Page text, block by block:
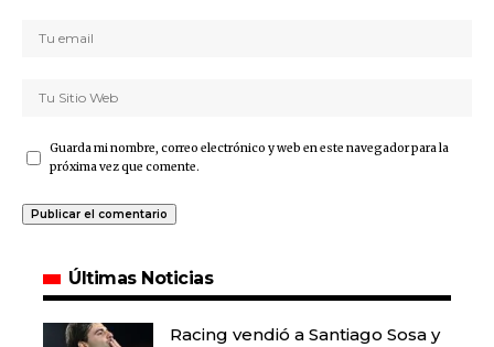
Guarda mi nombre, correo electrónico y web en este navegador para la
próxima vez que comente.
Últimas Noticias
Racing vendió a Santiago Sosa y